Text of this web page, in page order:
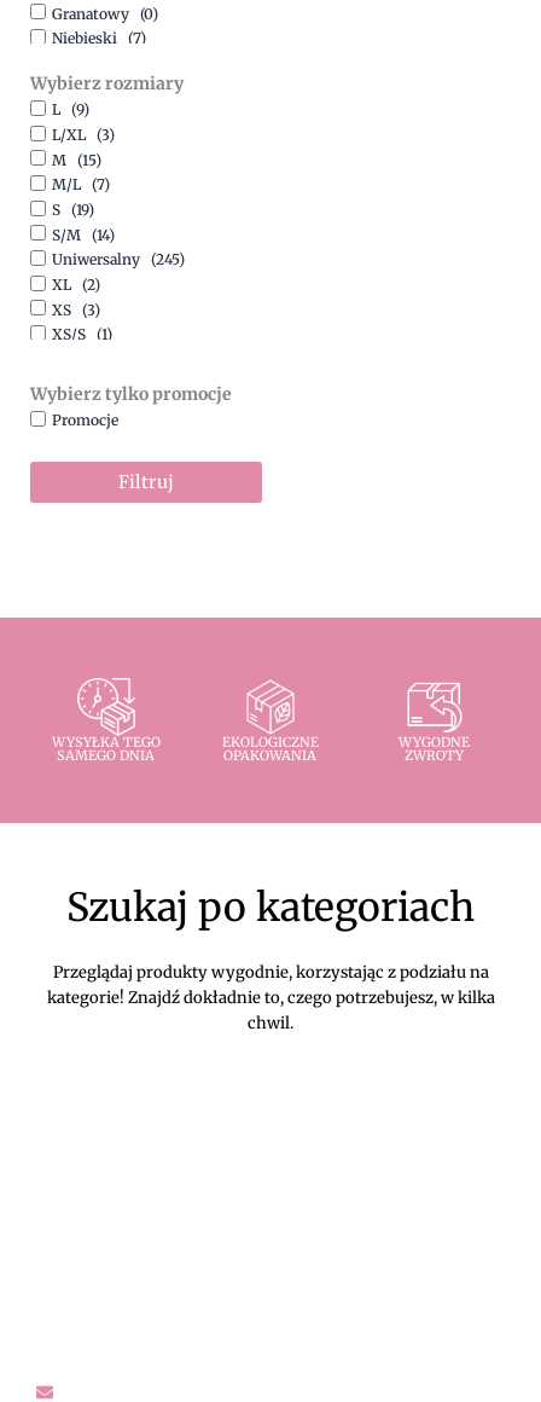
Granatowy (0)
Niebieski (7)
Pomarańczowy
(2)
Różowy
Srebrny
Szary
Turkusowy
Zielony
Złoty
(1)
Wybierz rozmiary
L (9)
L/XL (3)
M (15)
M/L (7)
S (19)
S/M (14)
Uniwersalny (245)
XL (2)
XS (3)
XS/S (1)
Wybierz tylko promocje
Promocje
Filtruj
WYSYŁKA TEGO
SAMEGO DNIA
EKOLOGICZNE
OPAKOWANIA
WYGODNE
ZWROTY
Szukaj po kategoriach
Przeglądaj produkty wygodnie, korzystając z podziału na
kategorie! Znajdź dokładnie to, czego potrzebujesz, w kilka
chwil.